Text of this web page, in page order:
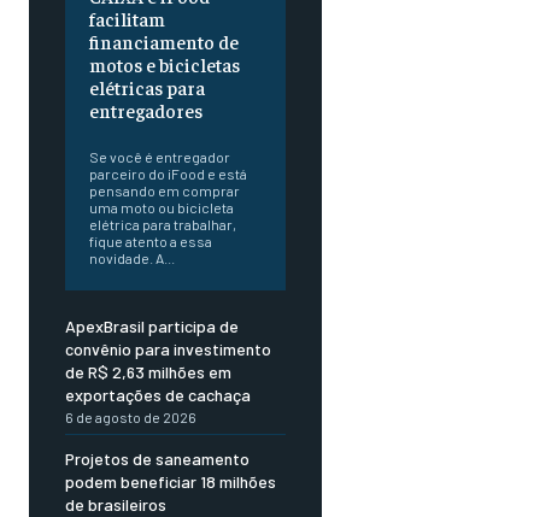
facilitam
financiamento de
motos e bicicletas
elétricas para
entregadores
Se você é entregador
parceiro do iFood e está
pensando em comprar
uma moto ou bicicleta
elétrica para trabalhar,
fique atento a essa
novidade. A...
ApexBrasil participa de
convênio para investimento
de R$ 2,63 milhões em
exportações de cachaça
6 de agosto de 2026
Projetos de saneamento
podem beneficiar 18 milhões
de brasileiros